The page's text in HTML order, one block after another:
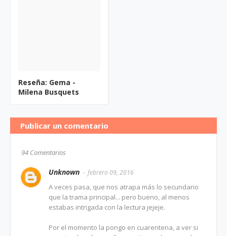
Reseña: Gema -
Milena Busquets
Publicar un comentario
94 Comentarios
Unknown febrero 09, 2016
A veces pasa, que nos atrapa más lo secundario
que la trama principal... pero bueno, al menos
estabas intrigada con la lectura jejeje.
Por el momento la pongo en cuarentena, a ver si